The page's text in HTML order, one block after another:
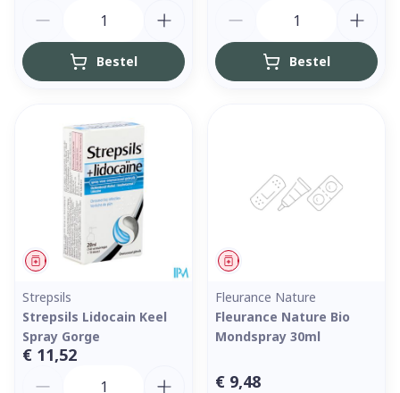
Bestel Bestel
Geneesmiddel
Strepsils
Strepsils Lidocain Keel
Spray Gorge
€ 11,52
Geneesmiddel
Fleurance Nature
Fleurance Nature Bio
Mondspray 30ml
€ 9,48